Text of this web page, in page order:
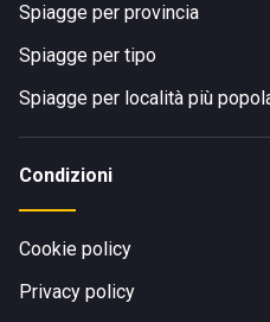
Spiagge per provincia
Spiagge per tipo
Spiagge per località più
Condizioni
Cookie policy
Privacy policy